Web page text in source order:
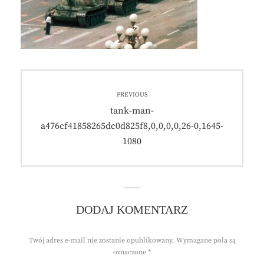
PREVIOUS
Previous
post:
tank-man-
a476cf41858265dc0d825f8,0,0,0,0,26-0,1645-
1080
DODAJ KOMENTARZ
Twój adres e-mail nie zostanie opublikowany. Wymagane pola są
oznaczone *